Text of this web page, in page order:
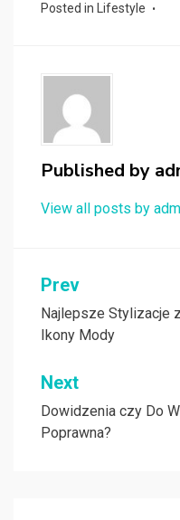
Posted in Lifestyle
Published by
View all posts by
Nawigacja
wpisu
Prev
Najlepsze Stylizacje
Ikony Mody
Next
Dowidzenia czy Do
Poprawna?